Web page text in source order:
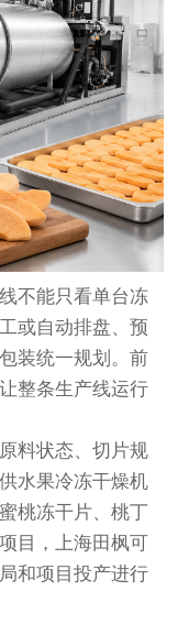
不能只看单台冻
或自动排盘、预
装统一规划。前
整条生产线运行
料状态、切片规
水果冷冻干燥机
桃冻干片、桃丁
目，上海田枫可
和项目投产进行